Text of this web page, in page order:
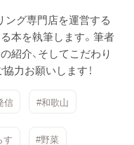
グ専門店を運営する
本を執筆します。筆者
紹介、そしてこだわり
力お願いします！
信 #和歌山
す #野菜